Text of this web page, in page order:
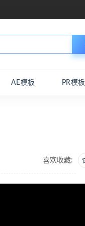
AE模板 PR模板
喜欢收藏: